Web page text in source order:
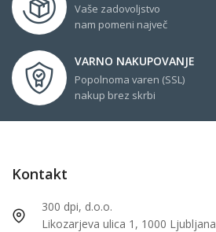
Vaše zadovoljstvo
nam pomeni največ
VARNO NAKUPOVANJE
Popolnoma varen (SSL)
nakup brez skrbi
Kontakt
300 dpi, d.o.o.
Likozarjeva ulica 1, 1000 Ljubljana